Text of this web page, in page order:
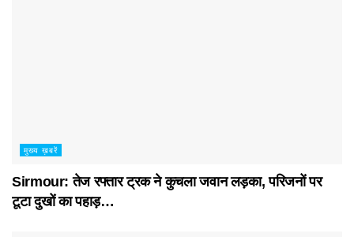
मुख्य ख़बरें
Sirmour: तेज रफ्तार ट्रक ने कुचला जवान लड़का, परिजनों पर
टूटा दुखों का पहाड़…